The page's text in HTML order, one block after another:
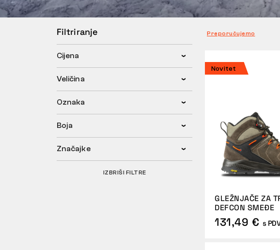
Filtriranje
Cijena
Veličina
Oznaka
Boja
Značajke
IZBRIŠI FILTRE
Preporučujemo
Novitet
GLEŽNJAČE ZA
DEFCON SMEĐE
131,49 € s